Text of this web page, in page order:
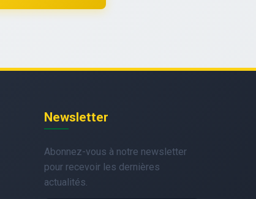
Newsletter
Abonnez-vous à notre newsletter
pour recevoir les dernières
actualités.